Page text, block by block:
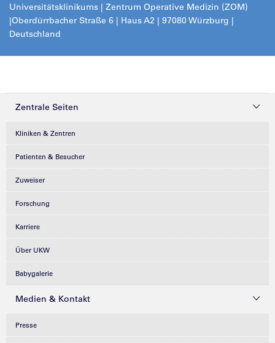
Universitätsklinikums | Zentrum Operative Medizin (ZOM)
|Oberdürrbacher Straße 6 | Haus A2 | 97080 Würzburg |
Deutschland
Zentrale Seiten
Kliniken & Zentren
Patienten & Besucher
Zuweiser
Forschung
Karriere
Über UKW
Babygalerie
Medien & Kontakt
Presse